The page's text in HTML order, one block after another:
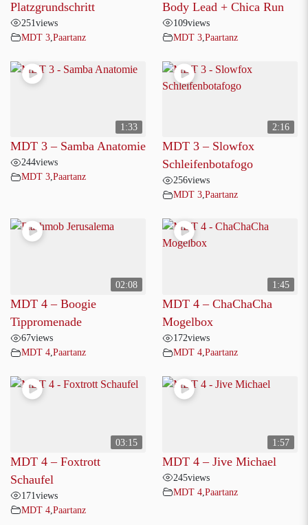
Platzgrundschritt
251views
MDT 3 Paartanz
Body Lead + Chica Run
109views
MDT 3 Paartanz
1:33
MDT 3 – Samba Anatomie
244views
MDT 3,Paartanz
2:16
MDT 3 – Slowfox
Schleifenbotafogo
256views
MDT 3,Paartanz
02:08
MDT 4 – Boogie
Tippromenade
67views
MDT 4 Paartanz
1:45
MDT 4 – ChaChaCha
Mogelbox
172views
MDT 4 Paartanz
03:15
MDT 4 – Foxtrott
Schaufel
171views
MDT 4 Paartanz
1:57
MDT 4 – Jive Michael
245views
MDT 4 Paartanz